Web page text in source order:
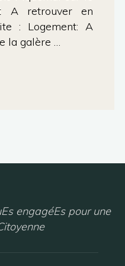
A retrouver en
: Logement: A
la galère …
engagéEs pour une